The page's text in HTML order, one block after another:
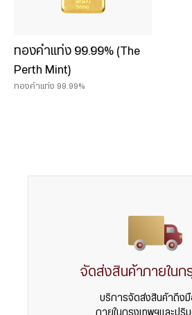
ทองคำแท่ง 99.99% (The
Perth Mint)
ทองคำแท่ง 99.99%
จัดส่งสินค้าภายในก
บริการจัดส่งสินค้าถึง